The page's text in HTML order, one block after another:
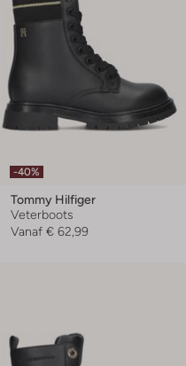
-40%
Tommy Hilfiger
Veterboots
Vanaf € 62,99